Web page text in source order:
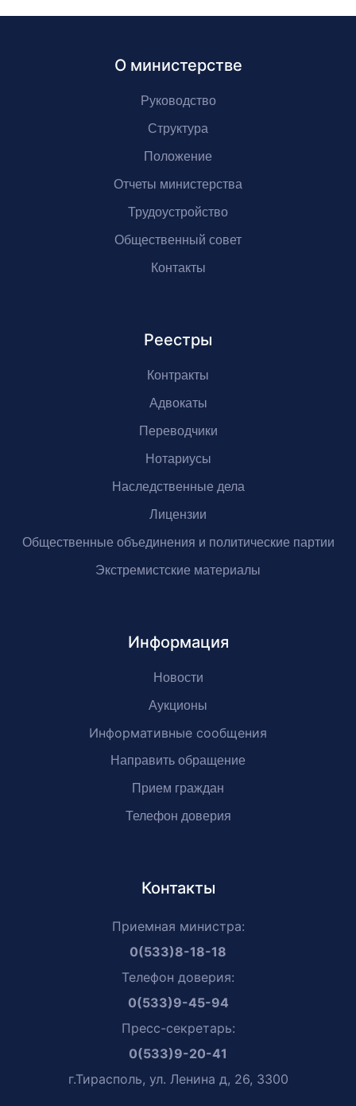
О министерстве
Руководство
Структура
Положение
Отчеты министерства
Трудоустройство
Общественный совет
Контакты
Реестры
Контракты
Адвокаты
Переводчики
Нотариусы
Наследственные дела
Лицензии
Общественные объединения и политические партии
Экстремистские материалы
Информация
Новости
Аукционы
Информативные сообщения
Направить обращение
Прием граждан
Телефон доверия
Контакты
Приемная министра:
0(533)8-18-18
Телефон доверия:
0(533)9-45-94
Пресс-секретарь:
0(533)9-20-41
г.Тирасполь, ул. Ленина д, 26, 3300